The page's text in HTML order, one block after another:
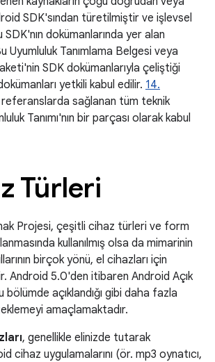
SDK'sından türetilmiştir ve işlevsel
dokümanlarında yer alan
Uyumluluk Tanımlama Belgesi veya
SDK dokümanlarıyla çeliştiği
yetkili kabul edilir. 14.
sağlanan tüm teknik
Tanımı'nın bir parçası olarak kabul
Türleri
Projesi, çeşitli cihaz türleri ve form
kullanılmış olsa da mimarinin
birçok yönü, el cihazları için
Android 5.0'den itibaren Android Açık
bölümde açıklandığı gibi daha fazla
amaçlamaktadır.
, genellikle elinizde tutarak
cihaz uygulamalarını (ör. mp3 oynatıcı,